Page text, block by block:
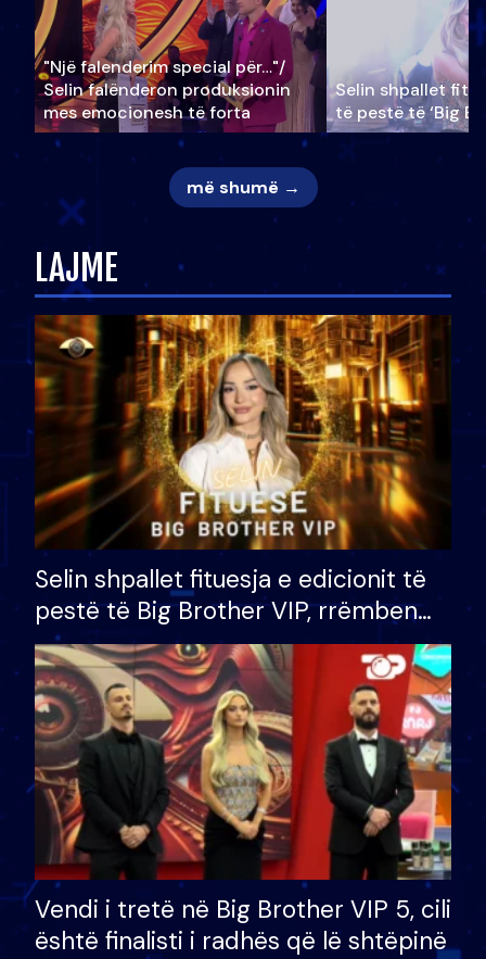
"Një falenderim special për…"/
Selin falënderon produksionin
mes emocionesh të forta
Selin shpallet
të pestë të ‘Big
më shumë →
LAJME
Selin shpallet fituesja e edicionit të
pestë të Big Brother VIP, rrëmben
çmimin e madh prej 100 mijë eurosh
Vendi i tretë në Big Brother VIP 5, cili
është finalisti i radhës që lë shtëpinë